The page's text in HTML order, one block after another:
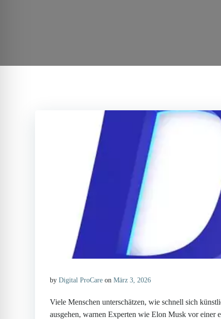
by Digital ProCare on März 3, 2026
Viele Menschen unterschätzen, wie schnell sich
ausgehen, warnen Experten wie Elon Musk vor einer